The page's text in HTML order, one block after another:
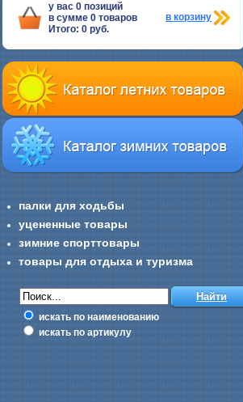
у вас 0 позиций
в сумме 0 товаров
Итого: 0 руб.
в корзину
палки для ходьбы
уцененные товары
зимние спорттовары
товары для отдыха и туризма
искать по наименованию
искать по артикулу